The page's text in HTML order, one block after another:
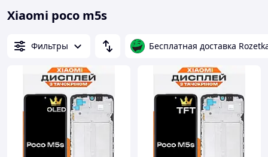
Xiaomi poco m5s
Фильтры Бесплатная доставка